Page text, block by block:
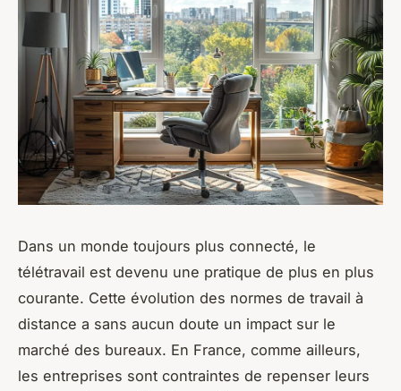
Dans un monde toujours plus connecté, le
télétravail est devenu une pratique de plus en plus
courante. Cette évolution des normes de travail à
distance a sans aucun doute un impact sur le
marché des bureaux. En France, comme ailleurs,
les entreprises sont contraintes de repenser leurs